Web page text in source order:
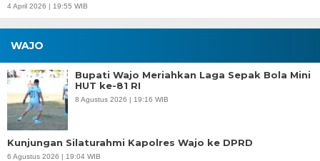
4 April 2026 | 19:55 WIB
WAJO
Bupati Wajo Meriahkan Laga Sepak Bola Mini
HUT ke-81 RI
8 Agustus 2026 | 19:16 WIB
Kunjungan Silaturahmi Kapolres Wajo ke DPRD
6 Agustus 2026 | 19:04 WIB